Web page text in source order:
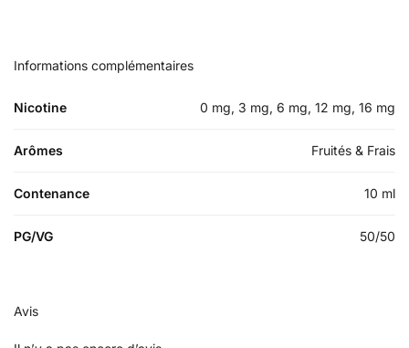
Informations complémentaires
Nicotine 0 mg, 3 mg, 6 mg, 12 mg, 16 mg
Arômes Fruités & Frais
Contenance 10 ml
PG/VG 50/50
Avis